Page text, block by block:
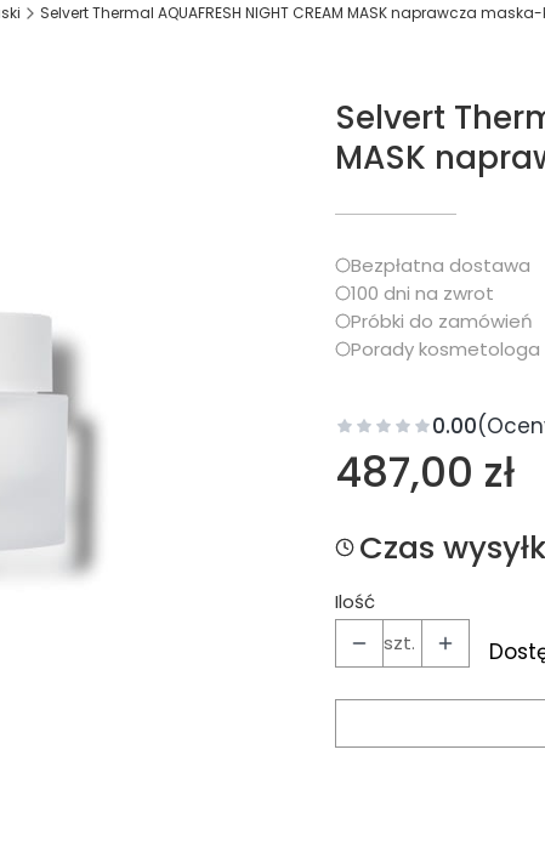
Selvert Thermal AQUAFRESH NIGHT CREAM MASK naprawcza
Selvert
MASK
Bezpłatna dostawa
100 dni na zwrot
Próbki do zamówień
Porady kosmetologa
0.00
Cena
487,00 zł
Czas
Ilość
szt.